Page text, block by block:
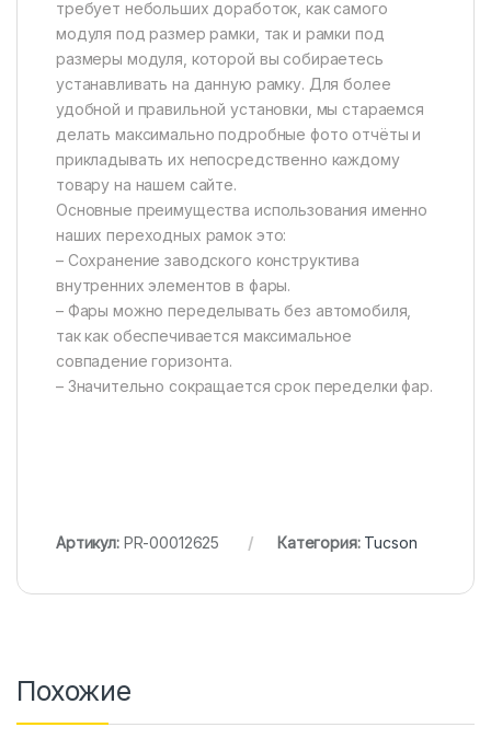
требует небольших доработок, как самого
модуля под размер рамки, так и рамки под
размеры модуля, которой вы собираетесь
устанавливать на данную рамку. Для более
удобной и правильной установки, мы стараемся
делать максимально подробные фото отчёты и
прикладывать их непосредственно каждому
товару на нашем сайте.
Основные преимущества использования именно
наших переходных рамок это:
– Сохранение заводского конструктива
внутренних элементов в фары.
– Фары можно переделывать без автомобиля,
так как обеспечивается максимальное
совпадение горизонта.
– Значительно сокращается срок переделки фар.
Артикул: PR-00012625 Категория: Tucson
Похожие